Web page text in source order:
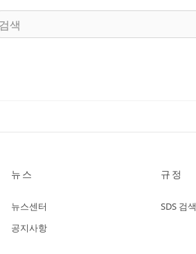
뉴스
뉴스센터
공지사항
규정
SDS 검색